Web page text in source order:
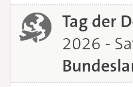
Tag der
2026 -